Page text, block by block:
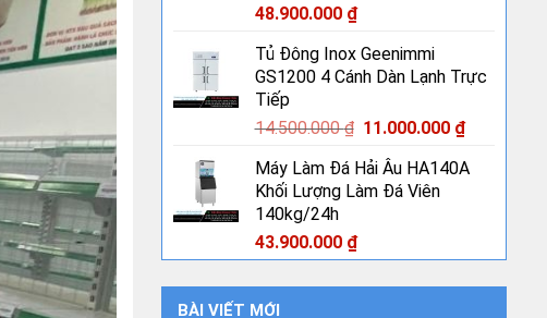
48.900.000 ₫
Tủ Đông Inox Geenimmi
GS1200 4 Cánh Dàn Lạnh Trực
Tiếp
14.500.000₫ Giá
là:
14.500.000 ₫.
11.000.000 ₫Giá
tại
Máy Làm Đá Hải Âu HA140A
Khối Lượng Làm Đá Viên
140kg/24h
43.900.000 ₫
BÀI VIẾT MỚI